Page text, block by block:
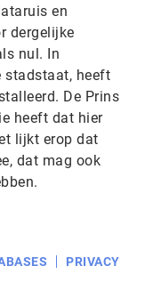
en
dergelijke
nul. In
stadstaat, heeft
De Prins
heeft dat hier
lijkt erop dat
dat mag ook
PRIVACY